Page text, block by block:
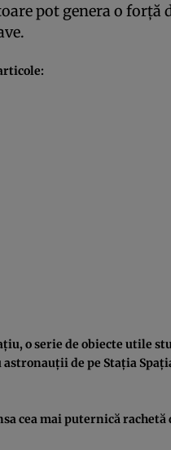
pot genera o forţă
o serie de obiecte utile
de pe Staţia
cea mai puternică